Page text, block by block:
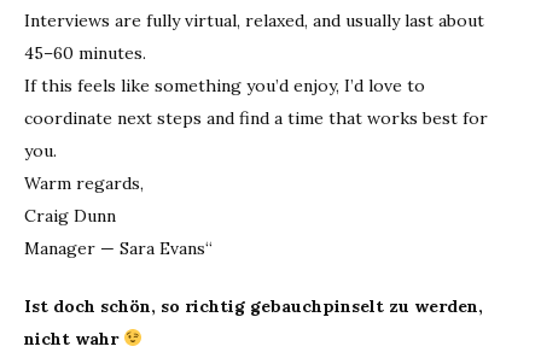
Interviews are fully virtual, relaxed, and usually last about
45–60 minutes.
If this feels like something you’d enjoy, I’d love to
coordinate next steps and find a time that works best for
you.
Warm regards,
Craig Dunn
Manager — Sara Evans“
Ist doch schön, so richtig gebauchpinselt zu werden,
nicht wahr